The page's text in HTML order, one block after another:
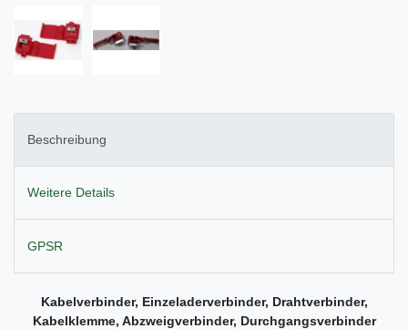
Beschreibung
Weitere Details
GPSR
Kabelverbinder, Einzeladerverbinder, Drahtverbinder,
Kabelklemme, Abzweigverbinder, Durchgangsverbinder